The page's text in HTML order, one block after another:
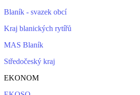
Blaník - svazek obcí
Kraj blanických rytířů
MAS Blaník
Středočeský kraj
EKONOM